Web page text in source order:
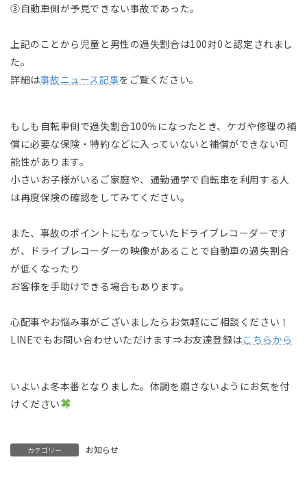
③自動車側が予見できない事故であった。
上記のことから児童と男性の過失割合は100対0と認定されまし
た。
詳細は事故ニュース記事をご覧ください。
もしも自転車側で過失割合100％になったとき、ケガや修理の補
償に必要な保険・特約などに入っていないと補償ができない可
能性があります。
小さいお子様がいるご家庭や、通勤通学で自転車を利用する人
は再度保険の確認をしてみてください。
また、事故のポイントにもなっていたドライブレコーダーです
が、ドライブレコーダーの映像があることで自動車の過失割合
が低くなったり
お客様を手助けできる場合もあります。
心配事やお悩み事がございましたらお気軽にご相談ください！
LINEでもお問い合わせいただけます⇒お友達登録はこちらから
いよいよ冬本番となりました。体調を崩さないようにお気を付
けください
カテゴリー お知らせ